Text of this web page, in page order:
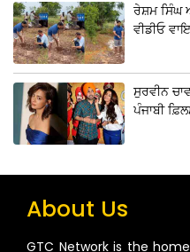
ਰੇਸ਼ਮ ਸਿੰਘ
ਵੀਡੀਓ
ਸੁਰਵੀਨ
ਪੰਜਾਬੀ
About Us
GTC Network is the